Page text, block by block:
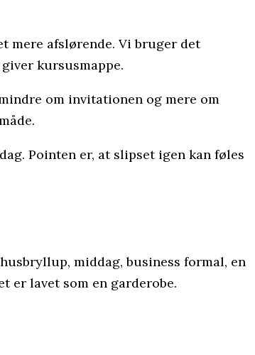
mere afslørende. Vi bruger det
kursusmappe.
om invitationen og mere om
Pointen er, at slipset igen kan føles
middag, business formal, en
er lavet som en garderobe.